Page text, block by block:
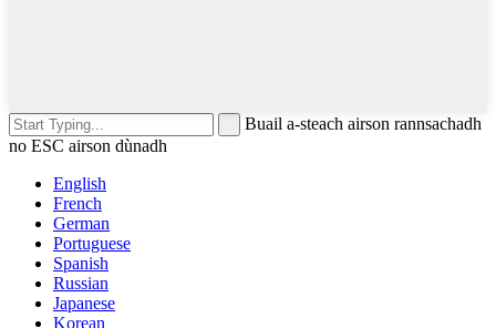
Buail a-steach airson rannsachadh
no ESC airson dùnadh
English
French
German
Portuguese
Spanish
Russian
Japanese
Korean